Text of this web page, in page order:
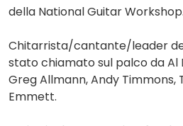
della National Guitar Workshop.
Chitarrista/cantante/leader
stato chiamato sul palco da Al
Greg Allmann, Andy Timmons,
Emmett.